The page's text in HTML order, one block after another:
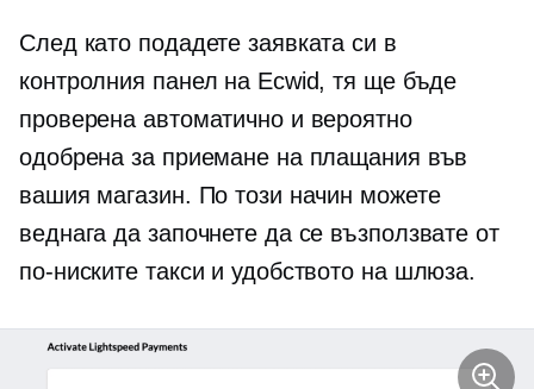
След като подадете заявката си в
контролния панел на Ecwid, тя ще бъде
проверена автоматично и вероятно
одобрена за приемане на плащания във
вашия магазин. По този начин можете
веднага да започнете да се възползвате от
по-ниските такси и удобството на шлюза.